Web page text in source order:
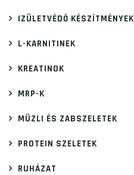
IZÜLETVÉDŐ KÉSZÍTMÉNYEK
L-KARNITINEK
KREATINOK
MRP-K
MÜZLI ÉS ZABSZELETEK
PROTEIN SZELETEK
RUHÁZAT